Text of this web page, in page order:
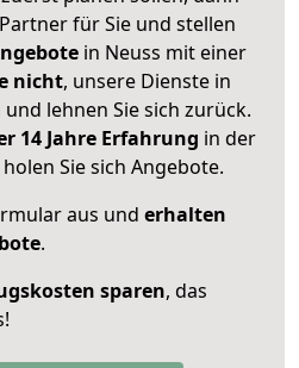
für Sie und stellen
in Neuss mit einer
nicht, unsere Dienste in
lehnen Sie sich zurück.
14 Jahre Erfahrung in der
Sie sich Angebote.
aus und erhalten
.
sparen, das